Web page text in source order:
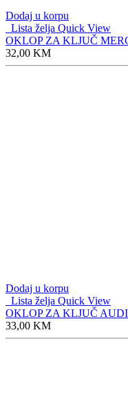
Dodaj u korpu
Lista želja Quick View
OKLOP ZA KLJUČ
32,00 KM
Dodaj u korpu
Lista želja Quick View
OKLOP ZA KLJUČ
33,00 KM